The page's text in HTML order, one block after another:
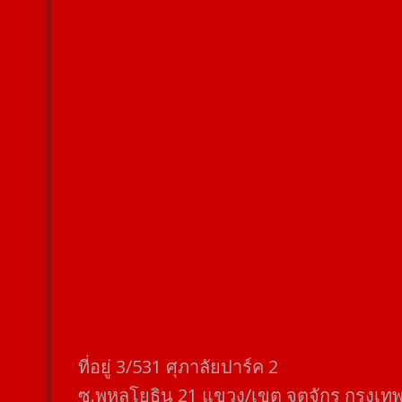
ที่อยู่​ 3/531​ ศุภาลัยปาร์ค​ 2
ซ.พหลโยธิน​ 21​ แขวง/เขต​ จตุจักร​ กรุงเท